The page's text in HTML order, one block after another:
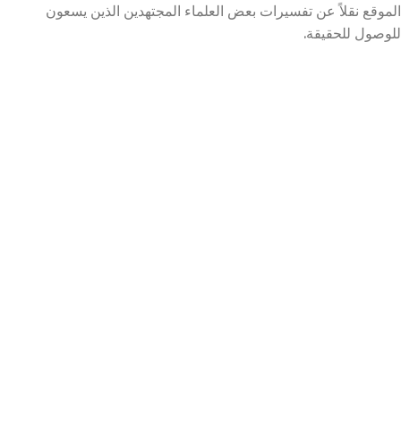
الموقع نقلاً عن تفسيرات بعض العلماء المجتهدين الذين يسعون
للوصول للحقيقة.